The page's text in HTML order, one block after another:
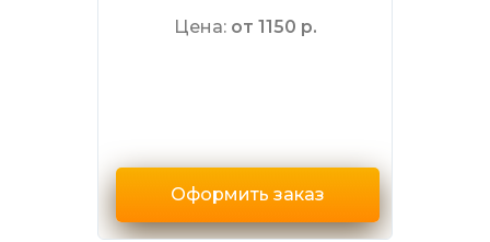
Цена: от 1150 р.
Оформить заказ